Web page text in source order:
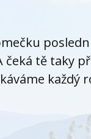
tě taky
každý